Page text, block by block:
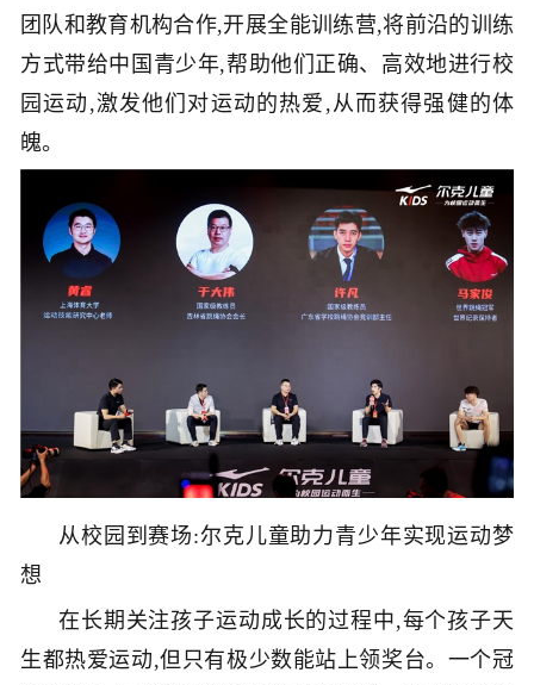
团队和教育机构合作,开展全能训练营,将前沿的训练
方式带给中国青少年,帮助他们正确、高效地进行校
园运动,激发他们对运动的热爱,从而获得强健的体
魄。
从校园到赛场:尔克儿童助力青少年实现运动梦
想
在长期关注孩子运动成长的过程中,每个孩子天
生都热爱运动,但只有极少数能站上领奖台。一个冠